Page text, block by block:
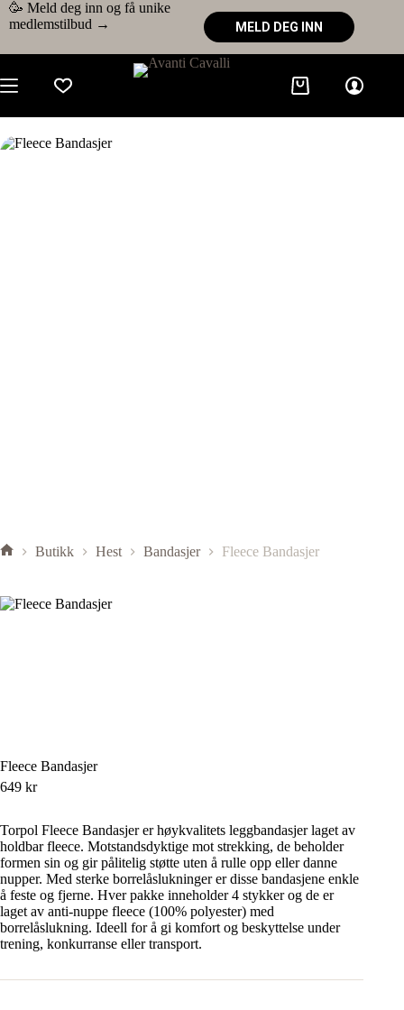
🥳 Meld deg inn og få unike
medlemstilbud →
MELD DEG INN
Butikk Hest Bandasjer Fleece Bandasjer
Fleece Bandasjer
649 kr
Torpol Fleece Bandasjer er høykvalitets leggbandasjer laget av
holdbar fleece. Motstandsdyktige mot strekking, de beholder
formen sin og gir pålitelig støtte uten å rulle opp eller danne
nupper. Med sterke borrelåslukninger er disse bandasjene enkle
å feste og fjerne. Hver pakke inneholder 4 stykker og de er
laget av anti-nuppe fleece (100% polyester) med
borrelåslukning. Ideell for å gi komfort og beskyttelse under
trening, konkurranse eller transport.